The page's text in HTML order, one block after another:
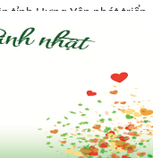
tỉnh Hưng Yên phát triển
tỉnh Hưng Yên
nhật chính sách thuế mới